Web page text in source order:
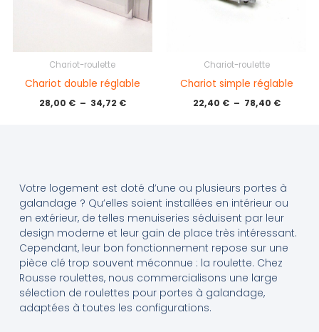
Chariot-roulette
Chariot double réglable
28,00 € – 34,72 €
Chariot-roulette
Chariot simple réglable
22,40 € – 78,40 €
Votre logement est doté d’une ou plusieurs portes à
galandage ? Qu’elles soient installées en intérieur ou
en extérieur, de telles menuiseries séduisent par leur
design moderne et leur gain de place très intéressant.
Cependant, leur bon fonctionnement repose sur une
pièce clé trop souvent méconnue : la roulette. Chez
Rousse roulettes, nous commercialisons une large
sélection de roulettes pour portes à galandage,
adaptées à toutes les configurations.